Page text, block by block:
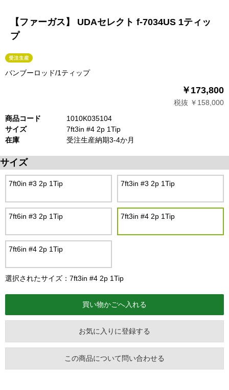
【ファーガス】 UDAセレクト f-7034US 1ティッ
プ
バンブーロッド/1ティップ
￥173,800
税抜 ￥158,000
商品コード
1010K035104
サイズ
7ft3in #4 2p 1Tip
在庫
受注生産納期3-4か月
サイズ
7ft0in #3 2p 1Tip 7ft3in #3 2p 1Tip
7ft6in #3 2p 1Tip 7ft3in #4 2p 1Tip
7ft6in #4 2p 1Tip
選択されたサイズ：7ft3in #4 2p 1Tip
お気に入りに登録する
この商品について問い合わせる